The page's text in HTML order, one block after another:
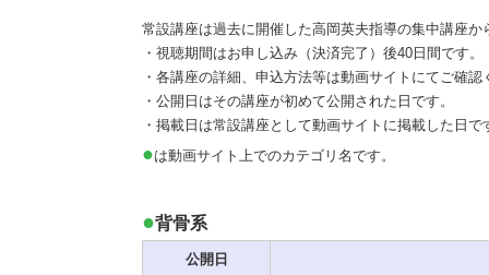
常設講座は過去に開催した高岡英夫指導の集中講座
・視聴期間はお申し込み（決済完了）後40日間です。
・各講座の詳細、申込方法等は動画サイトにてご確認
・公開日はその講座が初めて公開された日です。
・掲載日は常設講座として動画サイトに掲載した日で
●は動画サイト上でのカテゴリ名です。
背骨系
公開日